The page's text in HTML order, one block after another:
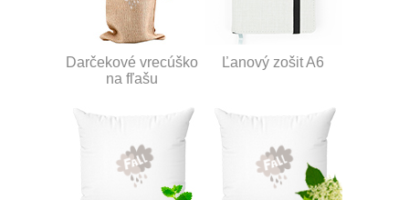
Darčekové vrecúško
na fľašu
Ľanový zošit A6